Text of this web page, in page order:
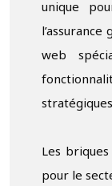
unique
web
Les
pour le